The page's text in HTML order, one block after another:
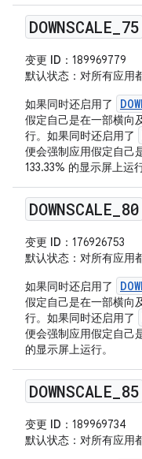
DOWNSCALE 75
变更 ID ：189969779
默认状态 ：对所有应用
如果同时还启用了
假定自己是在一部横向
行。如果同时还启用了
便会强制应用假定自己
133.33% 的显示屏上运行
DOWNSCALE 80
变更 ID ：176926753
默认状态 ：对所有应用
如果同时还启用了
假定自己是在一部横向
行。如果同时还启用了
便会强制应用假定自己
的显示屏上运行。
DOWNSCALE 85
变更 ID ：189969734
默认状态 ：对所有应用